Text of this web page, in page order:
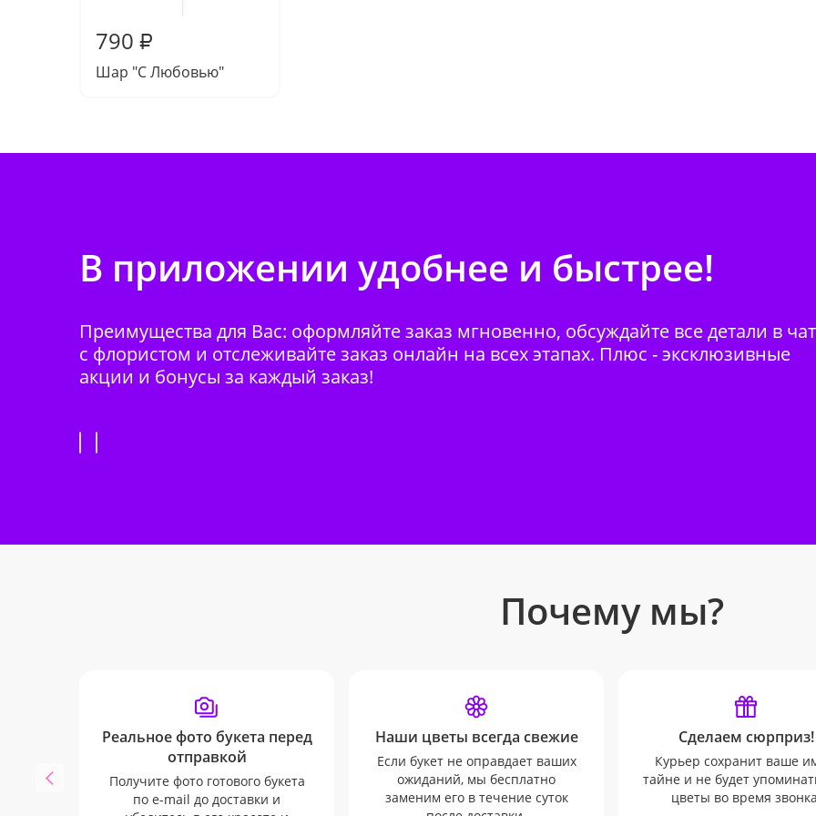
790 ₽
Шар "С Любовью"
В приложении удобнее и быстрее!
Преимущества для Вас: оформляйте заказ мгновенно, обсуждайте все детали в
с флористом и отслеживайте заказ онлайн на всех этапах. Плюс - эксклюзивные
акции и бонусы за каждый заказ!
Почему мы?
Реальное фото букета перед
отправкой
Получите фото готового букета
по e-mail до доставки и
Наши цветы всегда свежие
Если букет не оправдает ваших
ожиданий, мы бесплатно
заменим его в течение суток
Сделаем сюрприз!
Курьер сохранит ваше
тайне и не будет
цветы во время